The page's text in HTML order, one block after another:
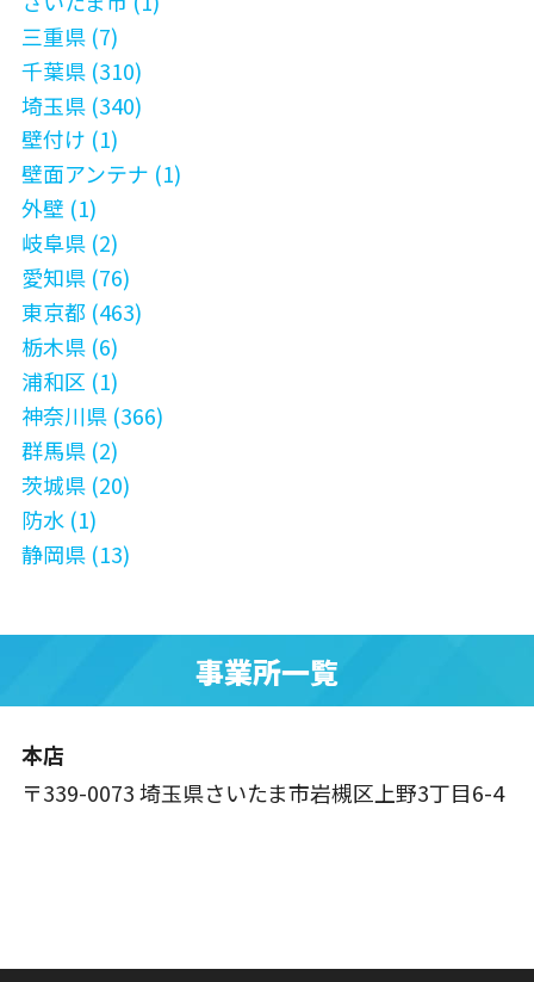
三重県 (7)
千葉県 (310)
埼玉県 (340)
壁付け (1)
壁面アンテナ (1)
外壁 (1)
岐阜県 (2)
愛知県 (76)
東京都 (463)
栃木県 (6)
浦和区 (1)
神奈川県 (366)
群馬県 (2)
茨城県 (20)
防水 (1)
静岡県 (13)
事業所一覧
本店
〒339-0073 埼玉県さいたま市岩槻区上野3丁目6-4